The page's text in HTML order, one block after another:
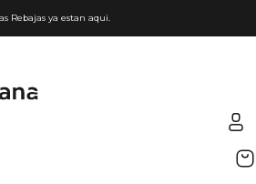
Rebajas ya estan aqui.